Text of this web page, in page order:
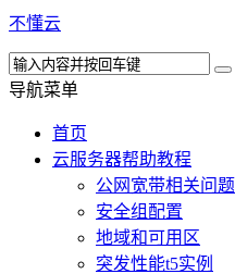
不懂云
导航菜单
首页
云服务器帮助教程
公网宽带相关问题
安全组配置
地域和可用区
突发性能t5实例